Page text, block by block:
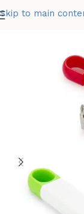
Skip to main